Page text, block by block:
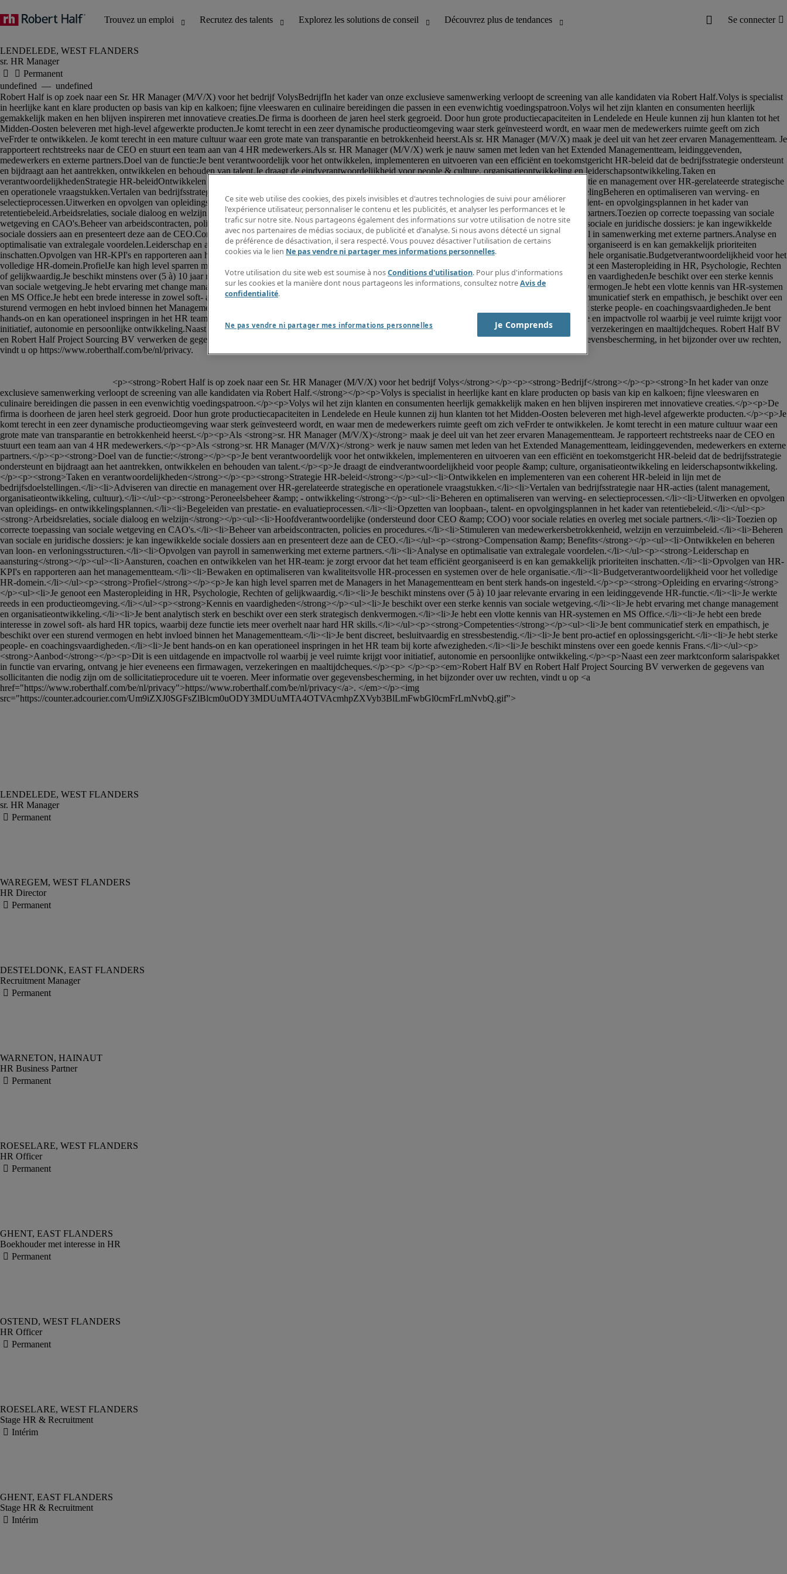
sr. HR Manager
exclusieve samenwerking verloopt de screening van alle kandidaten via Robert Half.</strong></p><p>Volys is specialist in heerlijke kant en klare producten op basis van kip en kalkoen; fijne vleeswaren en
culinaire bereidingen die passen in een evenwichtig voedingspatroon.</p><p>Volys wil het zijn klanten en consumenten heerlijk gemakkelijk maken en hen blijven inspireren met innovatieve creaties.</p><p>De
firma is doorheen de jaren heel sterk gegroeid. Door hun grote productiecapaciteiten in Lendelede en Heule kunnen zij hun klanten tot het Midden-Oosten beleveren met high-level afgewerkte producten.</p><p>Je
komt terecht in een zeer dynamische productieomgeving waar sterk geïnvesteerd wordt, en waar men de medewerkers ruimte geeft om zich veFrder te ontwikkelen. Je komt terecht in een mature cultuur waar een
grote mate van transparantie en betrokkenheid heerst.</p><p>Als <strong>sr. HR Manager (M/V/X)</strong> maak je deel uit van het zeer ervaren Managementteam. Je rapporteert rechtstreeks naar de CEO en
stuurt een team aan van 4 HR medewerkers.</p><p>Als <strong>sr. HR Manager (M/V/X)</strong> werk je nauw samen met leden van het Extended Managementteam, leidinggevenden, medewerkers en externe
partners.</p><p><strong>Doel van de functie:</strong></p><p>Je bent verantwoordelijk voor het ontwikkelen, implementeren en uitvoeren van een efficiënt en toekomstgericht HR-beleid dat de bedrijfsstrategie
ondersteunt en bijdraagt aan het aantrekken, ontwikkelen en behouden van talent.</p><p>Je draagt de eindverantwoordelijkheid voor people &amp; culture, organisatieontwikkeling en leiderschapsontwikkeling.
</p><p><strong>Taken en verantwoordelijkheden</strong></p><p><strong>Strategie HR-beleid</strong></p><ul><li>Ontwikkelen en implementeren van een coherent HR-beleid in lijn met de
bedrijfsdoelstellingen.</li><li>Adviseren van directie en management over HR-gerelateerde strategische en operationele vraagstukken.</li><li>Vertalen van bedrijfsstrategie naar HR-acties (talent management,
organisatieontwikkeling, cultuur).</li></ul><p><strong>Peroneelsbeheer &amp; - ontwikkeling</strong></p><ul><li>Beheren en optimaliseren van werving- en selectieprocessen.</li><li>Uitwerken en opvolgen
van opleidings- en ontwikkelingsplannen.</li><li>Begeleiden van prestatie- en evaluatieprocessen.</li><li>Opzetten van loopbaan-, talent- en opvolgingsplannen in het kader van retentiebeleid.</li></ul><p>
<strong>Arbeidsrelaties, sociale dialoog en welzijn</strong></p><ul><li>Hoofdverantwoordelijke (ondersteund door CEO &amp; COO) voor sociale relaties en overleg met sociale partners.</li><li>Toezien op
correcte toepassing van sociale wetgeving en CAO's.</li><li>Beheer van arbeidscontracten, policies en procedures.</li><li>Stimuleren van medewerkersbetrokkenheid, welzijn en verzuimbeleid.</li><li>Beheren
van sociale en juridische dossiers: je kan ingewikkelde sociale dossiers aan en presenteert deze aan de CEO.</li></ul><p><strong>Compensation &amp; Benefits</strong></p><ul><li>Ontwikkelen en beheren
van loon- en verloningsstructuren.</li><li>Opvolgen van payroll in samenwerking met externe partners.</li><li>Analyse en optimalisatie van extralegale voordelen.</li></ul><p><strong>Leiderschap en
aansturing</strong></p><ul><li>Aansturen, coachen en ontwikkelen van het HR-team: je zorgt ervoor dat het team efficiënt georganiseerd is en kan gemakkelijk prioriteiten inschatten.</li><li>Opvolgen van HR-
KPI's en rapporteren aan het managementteam.</li><li>Bewaken en optimaliseren van kwaliteitsvolle HR-processen en systemen over de hele organisatie.</li><li>Budgetverantwoordelijkheid voor het volledige
HR-domein.</li></ul><p><strong>Profiel</strong></p><p>Je kan high level sparren met de Managers in het Managementteam en bent sterk hands-on ingesteld.</p><p><strong>Opleiding en ervaring</strong>
</p><ul><li>Je genoot een Masteropleiding in HR, Psychologie, Rechten of gelijkwaardig.</li><li>Je beschikt minstens over (5 à) 10 jaar relevante ervaring in een leidinggevende HR-functie.</li><li>Je werkte
reeds in een productieomgeving.</li></ul><p><strong>Kennis en vaardigheden</strong></p><ul><li>Je beschikt over een sterke kennis van sociale wetgeving.</li><li>Je hebt ervaring met change management
en organisatieontwikkeling.</li><li>Je bent analytisch sterk en beschikt over een sterk strategisch denkvermogen.</li><li>Je hebt een vlotte kennis van HR-systemen en MS Office.</li><li>Je hebt een brede
interesse in zowel soft- als hard HR topics, waarbij deze functie iets meer overhelt naar hard HR skills.</li></ul><p><strong>Competenties</strong></p><ul><li>Je bent communicatief sterk en empathisch, je
beschikt over een sturend vermogen en hebt invloed binnen het Managementteam.</li><li>Je bent discreet, besluitvaardig en stressbestendig.</li><li>Je bent pro-actief en oplossingsgericht.</li><li>Je hebt sterke
people- en coachingsvaardigheden.</li><li>Je bent hands-on en kan operationeel inspringen in het HR team bij korte afwezigheden.</li><li>Je beschikt minstens over een goede kennis Frans.</li></ul><p>
<strong>Aanbod</strong></p><p>Dit is een uitdagende en impactvolle rol waarbij je veel ruimte krijgt voor initiatief, autonomie en persoonlijke ontwikkeling.</p><p>Naast een zeer marktconform salarispakket
in functie van ervaring, ontvang je hier eveneens een firmawagen, verzekeringen en maaltijdcheques.</p><p> </p><p><em>Robert Half BV en Robert Half Project Sourcing BV verwerken de gegevens van
sollicitanten die nodig zijn om de sollicitatieprocedure uit te voeren. Meer informatie over gegevensbescherming, in het bijzonder over uw rechten, vindt u op <a
href="https://www.roberthalf.com/be/nl/privacy">https://www.roberthalf.com/be/nl/privacy</a>. </em></p><img
src="https://counter.adcourier.com/Um9iZXJ0SGFsZlBlcm0uODY3MDUuMTA4OTVAcmhpZXVyb3BlLmFwbGl0cmFrLmNvbQ.gif">
sr. HR Manager
HR Director
Recruitment Manager
HR Business Partner
HR Officer
Boekhouder met interesse in HR
HR Officer
Stage HR & Recruitment
Stage HR & Recruitment
Ce site web utilise des cookies, des pixels invisibles et d'autres technologies de suivi pour améliorer
l'expérience utilisateur, personnaliser le contenu et les publicités, et analyser les performances et le
trafic sur notre site. Nous partageons également des informations sur votre utilisation de notre site
avec nos partenaires de médias sociaux, de publicité et d'analyse. Si nous avons détecté un signal
de préférence de désactivation, il sera respecté. Vous pouvez désactiver l'utilisation de certains
cookies via le lien Ne pas vendre ni partager mes informations personnelles.
Votre utilisation du site web est soumise à nosConditions d'utilisation. Pour plus d'informations
sur les cookies et la manière dont nous partageons les informations, consultez notreAvis de
confidentialité.
Ne pas vendre ni partager mes informations personnelles Je Comprends